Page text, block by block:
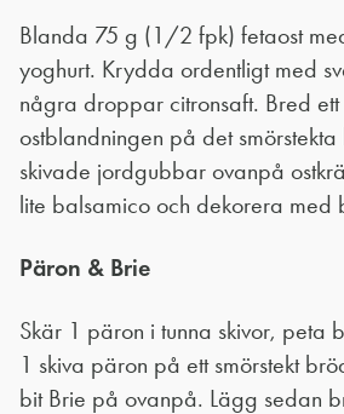
Blanda 75 g (1/2 fpk) fetaost
yoghurt. Krydda ordentligt med
några droppar citronsaft. Bred
ostblandningen på det
skivade jordgubbar ovanpå
lite balsamico och dekorera med
Päron & Brie
Skär 1 päron i tunna skivor, peta
1 skiva päron på ett smörstekt
bit Brie på ovanpå. Lägg sedan